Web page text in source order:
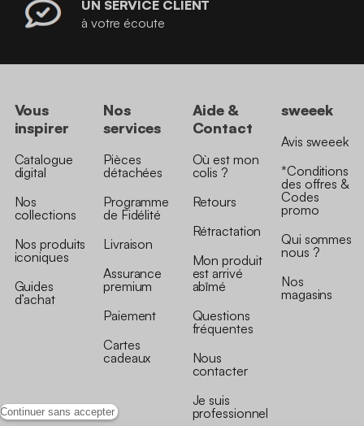
Continuer sans accepter
UN SERVICE CLIENT
à votre écoute
Vous
inspirer
Catalogue
digital
Nos
collections
Nos produits
iconiques
Guides
d’achat
Nos
services
Pièces
détachées
Programme
de Fidélité
Livraison
Assurance
premium
Paiement
Cartes
cadeaux
Aide &
Contact
Où est mon
colis ?
Retours
Rétractation
Mon produit
est arrivé
abîmé
Questions
fréquentes
Nous
contacter
Je suis
professionnel
sweeek
Avis sweeek
*Conditions
des offres &
Codes
promo
Qui sommes
nous ?
Nos
magasins